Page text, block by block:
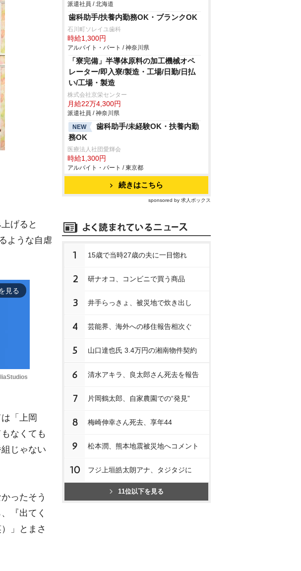
げると
ような自虐
見る
「上岡
なくても
じゃない
ったそう
『出てく
」とまさ
派遣社員 / 北海道
歯科助手/扶養内勤務OK・ブランクOK
石川町ソレイユ歯科
時給1,300円
アルバイト・パート / 神奈川県
「寮完備」半導体原料の加工機械オペ
レーター/即入寮/製造・工場/日勤/日払
い/工場・製造
株式会社京栄センター
月給22万4,300円
派遣社員 / 神奈川県
NEW
歯科助手/未経験OK・扶養内勤
務OK
医療法人社団愛輝会
時給1,300円
アルバイト・パート / 東京都
続きはこちら
sponsored by 求人ボックス
1 15歳で当時27歳の夫に一目惚れ
2 研ナオコ、コンビニで買う商品
3 井手らっきょ、被災地で炊き出し
4 芸能界、海外への移住報告相次ぐ
5 山口達也氏 3.4万円の湘南物件契約
6 清水アキラ、良太郎さん死去を報告
7 片岡鶴太郎、自家農園での“発見”
8 梅崎伸幸さん死去、享年44
9 松本潤、熊本地震被災地へコメント
10 フジ上垣皓太朗アナ、タジタジに
11位以下を見る